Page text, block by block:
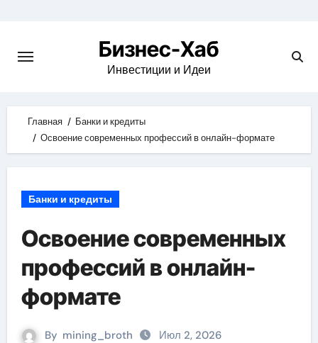
content
Бизнес-Хаб
Инвестиции и Идеи
Главная
Банки и кредиты
Освоение современных профессий в онлайн-формате
Банки и кредиты
Освоение современных
профессий в онлайн-
формате
By mining_broth Июл 2, 2026